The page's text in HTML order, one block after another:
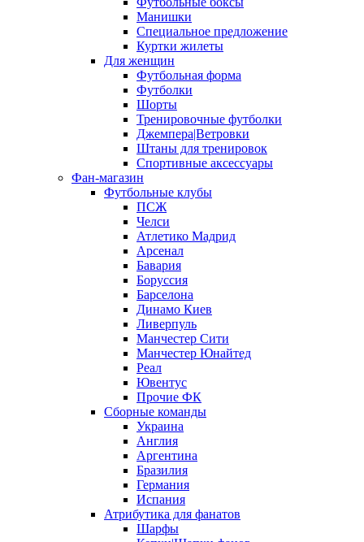
Манишки
Специальное предложение
Куртки жилеты
Для женщин
Футбольная форма
Футболки
Шорты
Тренировочные футболки
Джемпера|Ветровки
Штаны для тренировок
Спортивные аксессуары
Фан-магазин
Футбольные клубы
ПСЖ
Челси
Атлетико Мадрид
Арсенал
Бавария
Боруссия
Барселона
Динамо Киев
Ливерпуль
Манчестер Сити
Манчестер Юнайтед
Реал
Ювентус
Прочие ФК
Сборные команды
Украина
Англия
Аргентина
Бразилия
Германия
Испания
Атрибутика для фанатов
Шарфы